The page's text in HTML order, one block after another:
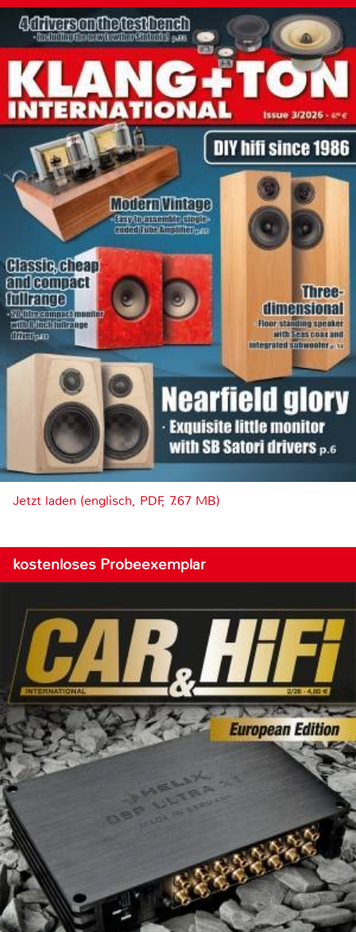
Jetzt laden (englisch, PDF, 7.67 MB)
kostenloses Probeexemplar